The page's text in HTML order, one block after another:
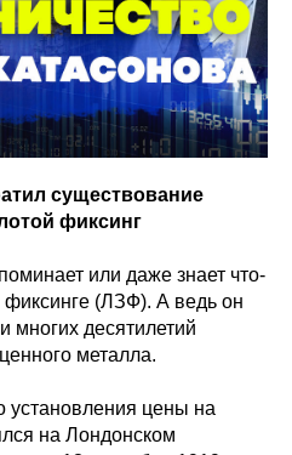
существование
фиксинг
или даже знает что-
фиксинге (ЛЗФ). А ведь он
многих десятилетий
металла.
цены на
на Лондонском